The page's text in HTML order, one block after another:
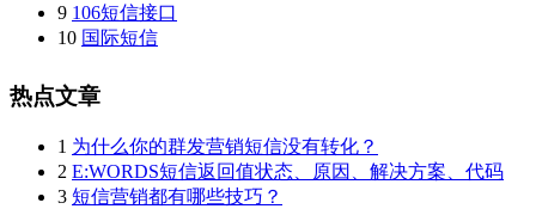
9 106短信接口
10 国际短信
热点文章
1 为什么你的群发营销短信没有转化？
2 E:WORDS短信返回值状态、原因、解决方案、代码
3 短信营销都有哪些技巧？